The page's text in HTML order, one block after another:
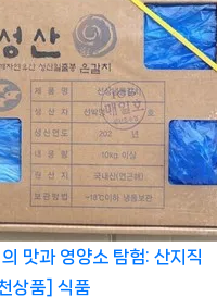
맛과 영양소 탐험: 산지직
상품]
식품